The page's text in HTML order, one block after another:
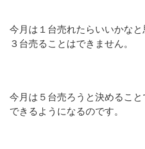
今月は１台売れたらいいかなと
３台売ることはできません。
今月は５台売ろうと決めるこ
できるようになるのです。